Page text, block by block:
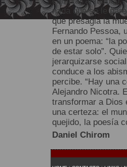
nada que se le
que presagia la
Fernando Pessoa,
en un poema: “la
de estar solo”.
jerarquizarse
conduce a los
percibe. “Hay una
Alejandro Nicotra.
transformar a Dios
una certeza: el
quejido, la poesía
Daniel Chirom